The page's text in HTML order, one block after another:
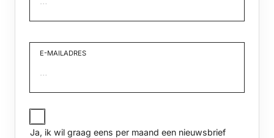
E-MAILADRES
JA,
IK
WIL
Ja, ik wil graag eens per maand een nieuwsbrief